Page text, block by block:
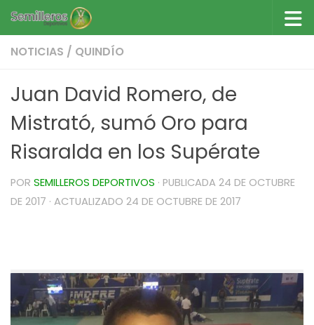
Saltar al contenido
NOTICIAS / QUINDÍO
Juan David Romero, de
Mistrató, sumó Oro para
Risaralda en los Supérate
POR SEMILLEROS DEPORTIVOS · PUBLICADA 24 DE OCTUBRE
DE 2017 · ACTUALIZADO 24 DE OCTUBRE DE 2017